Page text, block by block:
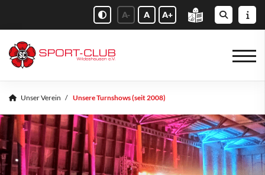
A- A A+
Unser Verein Unsere Turnshows (seit 2008)